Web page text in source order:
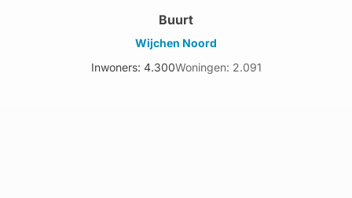
Buurt
Wijchen Noord
Inwoners: 4.300Woningen: 2.091